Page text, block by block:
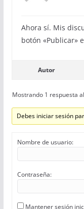
Ahora sí. Mis
botón «Publicar»
Autor
Mostrando 1 respuesta
Debes iniciar sesión
Nombre de usuario:
Contraseña:
Mantener sesión